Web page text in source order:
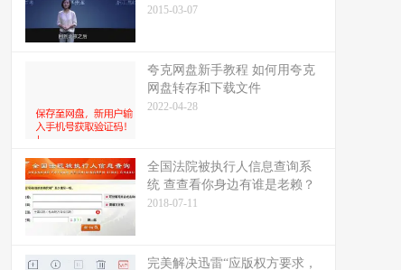
2015-03-07
夸克网盘新手教程 如何用夸克
网盘转存和下载文件
2022-04-28
全国法院被执行人信息查询系
统 查查看你身边有谁是老赖？
2018-07-11
完美解决迅雷“应版权方要求，